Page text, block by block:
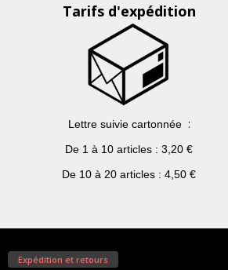
Tarifs d'expédition
Lettre suivie cartonnée :
De 1à 10 articles : 3,20 €
De 10à 20 articles : 4,50 €
Expédition et retours